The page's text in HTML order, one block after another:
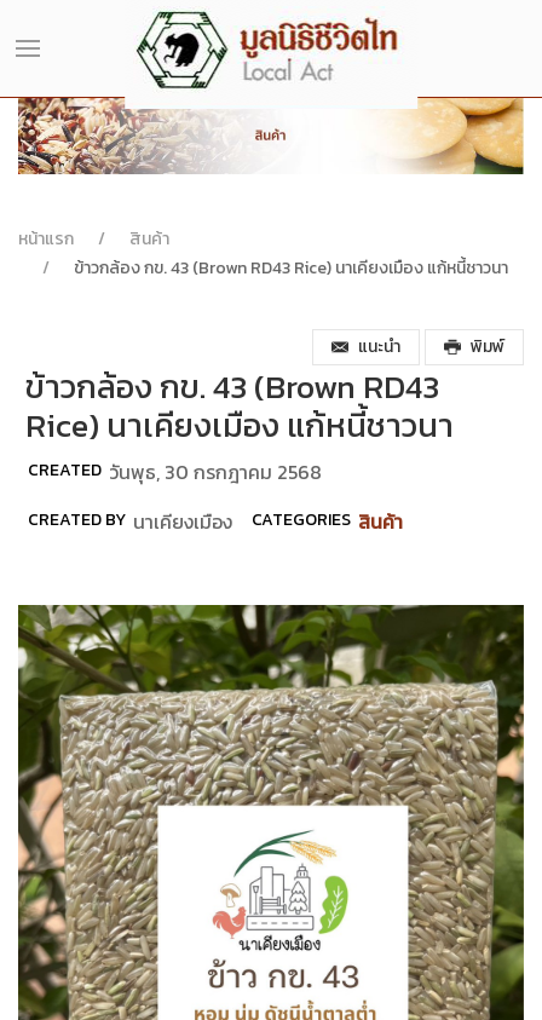
หน้าแรก
สินค้า
ข้าวกล้อง กข. 43 (Brown RD43 Rice) นาเคียงเมือง แก้หนี้ชาวนา
แนะนำ พิมพ์
ข้าวกล้อง กข. 43 (Brown RD43
Rice) นาเคียงเมือง แก้หนี้ชาวนา
CREATED วันพุธ, 30 กรกฎาคม 2568
CREATED BY นาเคียงเมือง CATEGORIES สินค้า